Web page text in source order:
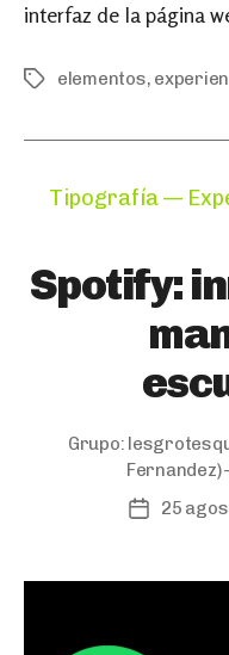
interfaz de la página
Tagselementos,
Tipografía —
Spotify:
Grupo:
Post
25